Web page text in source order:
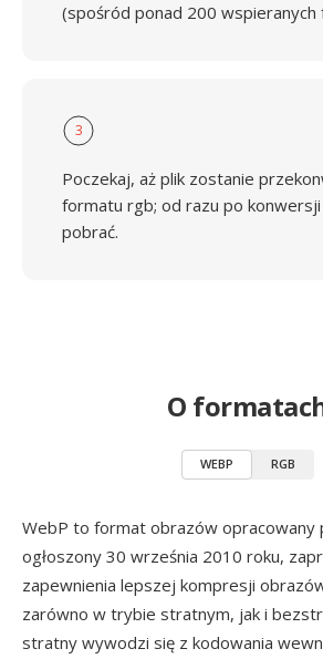
(spośród ponad 200 wspieranych
3
Poczekaj, aż plik zostanie
formatu rgb; od razu po
pobrać.
O
WEBP RGB
WebP to format obrazów opracowany
ogłoszony 30 września 2010 roku,
zapewnienia lepszej kompresji
zarówno w trybie stratnym, jak i
stratny wywodzi się z kodowania